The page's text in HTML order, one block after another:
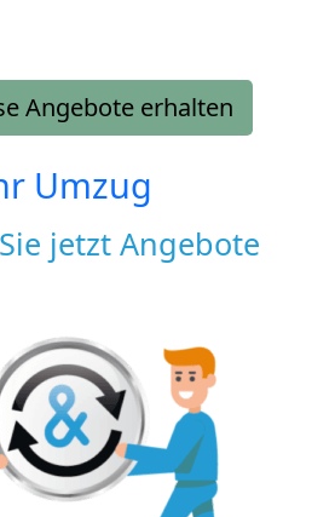
Angebote erhalten
Umzug
jetzt Angebote